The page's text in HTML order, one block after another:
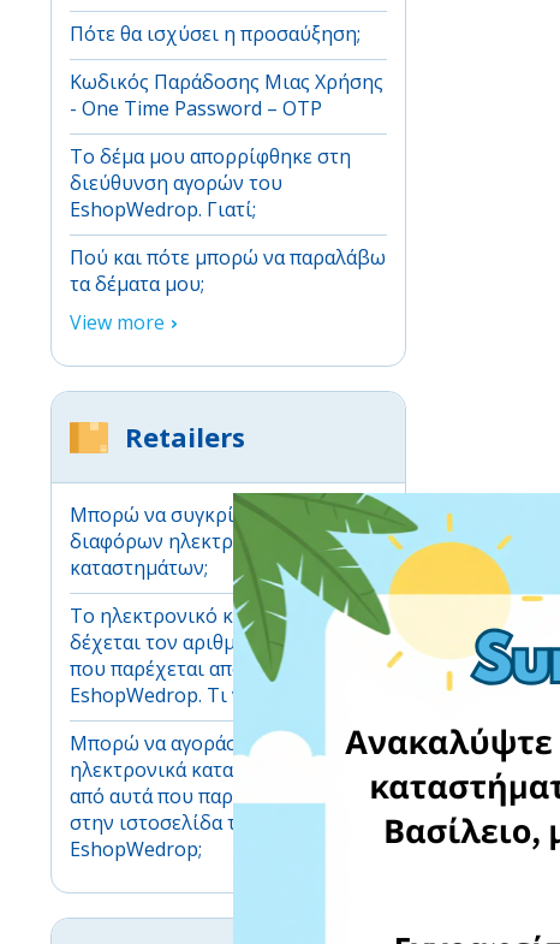
Πότε θα ισχύσει η προσαύξηση;
Κωδικός Παράδοσης Μιας Χρήσης
- One Time Password – OTP
Το δέμα μου απορρίφθηκε στη
διεύθυνση αγορών του
EshopWedrop. Γιατί;
Πού και πότε μπορώ να παραλάβω
τα δέματα μου;
View more
Retailers
Μπορώ να συγκρίνω τιμές μεταξύ
διαφόρων ηλεκτρονικών
καταστημάτων;
Το ηλεκτρονικό κατάστημα δεν
δέχεται τον αριθμό τηλεφώνου
που παρέχεται από την
EshopWedrop. Τι να κάνω;
Μπορώ να αγοράσω από άλλα
ηλεκτρονικά καταστήματα εκτός
από αυτά που παρουσιάζονται
στην ιστοσελίδα του
EshopWedrop;